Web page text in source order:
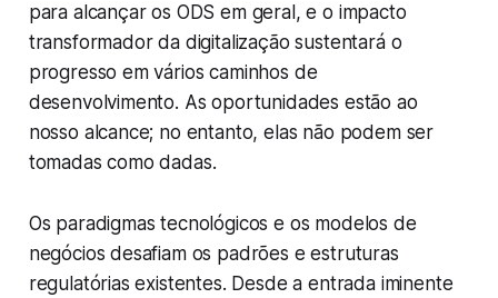
para alcançar os ODS em geral, e o impacto
transformador da digitalização sustentará o
progresso em vários caminhos de
desenvolvimento. As oportunidades estão ao
nosso alcance; no entanto, elas não podem ser
tomadas como dadas.
Os paradigmas tecnológicos e os modelos de
negócios desafiam os padrões e estruturas
regulatórias existentes. Desde a entrada iminente